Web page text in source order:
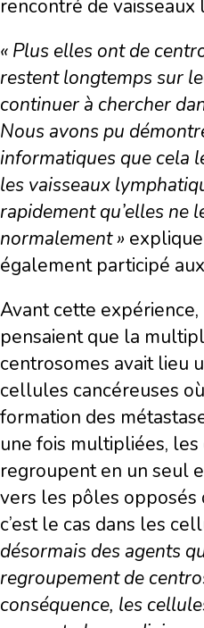
rencontré de vaisseaux
« Plus elles ont de
restent longtemps sur
continuer à chercher
Nous avons pu
informatiques que cela
les vaisseaux
rapidement qu’elles ne
normalement »
également participé
Avant cette
pensaient que la
centrosomes avait lieu
cellules cancéreuses
formation des
une fois multipliées,
regroupent en un seul
vers les pôles
c’est le cas dans les
désormais des agents
regroupement de
conséquence, les